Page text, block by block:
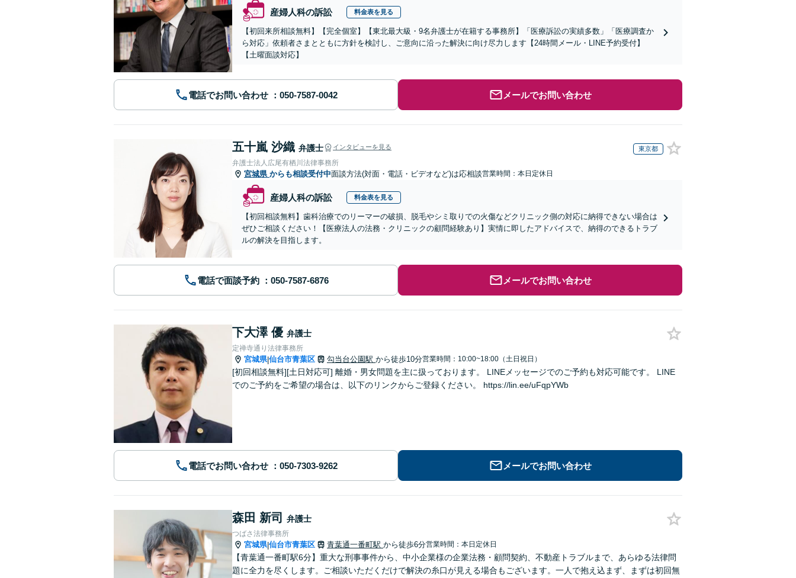
産婦人科の訴訟 料金表を見る
【初回来所相談無料】【完全個室】【東北最大級・9名弁護士が在籍する事務所】「医療訴訟の実績多数」「医療調査か
ら対応」依頼者さまとともに方針を検討し、ご意向に沿った解決に向け尽力します【24時間メール・LINE予約受付】
【土曜面談対応】
電話でお問い合わせ メールでお問い合わせ
五十嵐 沙織 弁護士 インタビューを見る 東京都
弁護士法人広尾有栖川法律事務所
宮城県 からも相談受付中面談方法(対面・電話・ビデオなど)は応相談営業時間：本日定休日
産婦人科の訴訟 料金表を見る
【初回相談無料】歯科治療でのリーマーの破損、脱毛やシミ取りでの火傷などクリニック側の対応に納得できない場合は
ぜひご相談ください！【医療法人の法務・クリニックの顧問経験あり】実情に即したアドバイスで、納得のできるトラブ
ルの解決を目指します。
電話で面談予約 メールでお問い合わせ
下大澤 優 弁護士
定禅寺通り法律事務所
宮城県|仙台市青葉区 勾当台公園駅 から徒歩10分営業時間：10:00~18:00（土日祝日）
[初回相談無料][土日対応可] 離婚・男女問題を主に扱っております。 LINEメッセージでのご予約も対応可能です。 LINE
でのご予約をご希望の場合は、以下のリンクからご登録ください。 https://lin.ee/uFqpYWb
電話でお問い合わせ メールでお問い合わせ
森田 新司 弁護士
つばさ法律事務所
宮城県|仙台市青葉区 青葉通一番町駅 から徒歩6分営業時間：本日定休日
【青葉通一番町駅6分】重大な刑事事件から、中小企業様の企業法務・顧問契約、不動産トラブルまで、あらゆる法律問
題に全力を尽くします。ご相談いただくだけで解決の糸口が見える場合もございます。一人で抱え込まず、まずは初回無